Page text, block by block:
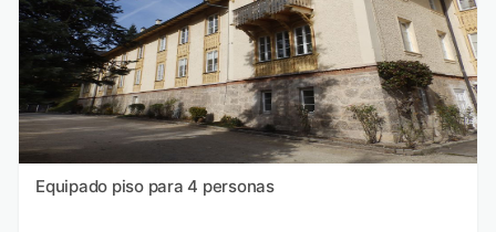
Equipado piso para 4 personas